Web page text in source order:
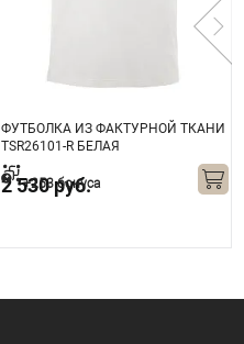
ФУТБОЛКА ИЗ ФАКТУРНОЙ ТКАНИ
TSR26101-R БЕЛАЯ
2 530 руб.
+253 бонуса